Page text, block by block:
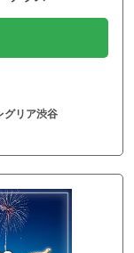
グリア渋谷